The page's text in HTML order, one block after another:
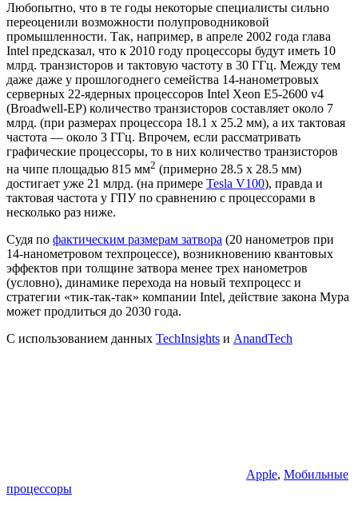
Любопытно, что в те годы некоторые специалисты сильно
переоценили возможности полупроводниковой
промышленности. Так, например, в апреле 2002 года глава
Intel предсказал, что к 2010 году процессоры будут иметь 10
млрд. транзисторов и тактовую частоту в 30 ГГц. Между тем
даже даже у прошлогоднего семейства 14-нанометровых
серверных 22-ядерных процессоров Intel Xeon E5-2600 v4
(Broadwell-EP) количество транзисторов составляет около 7
млрд. (при размерах процессора 18.1 x 25.2 мм), а их тактовая
частота — около 3 ГГц. Впрочем, если рассматривать
графические процессоры, то в них количество транзисторов
на чипе площадью 815 мм2 (примерно 28.5 x 28.5 мм)
достигает уже 21 млрд. (на примере Tesla V100), правда и
тактовая частота у ГПУ по сравнению с процессорами в
несколько раз ниже.
Судя по фактическим размерам затвора (20 нанометров при
14-нанометровом техпроцессе), возникновению квантовых
эффектов при толщине затвора менее трех нанометров
(условно), динамике перехода на новый техпроцесс и
стратегии «тик-так-так» компании Intel, действие закона Мура
может продлиться до 2030 года.
С использованием данных TechInsights и AnandTech
Apple, Мобильные
процессоры